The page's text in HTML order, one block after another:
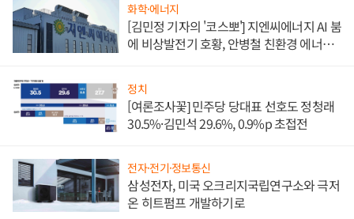
화학·에너지
[김민정 기자의 '코스뽀'] 지엔씨에너지 AI 붐
에 비상발전기 호황, 안병철 친환경 에너지
정치
[여론조사꽃] 민주당 당대표 선호도 정청래
30.5%·김민석 29.6%, 0.9%p 초접전
전자·전기·정보통신
삼성전자, 미국 오크리지국립연구소와 극저
온 히트펌프 개발하기로